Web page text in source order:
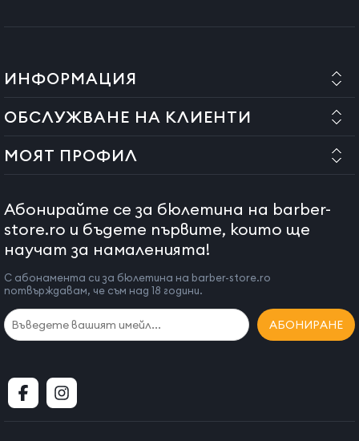
ИНФОРМАЦИЯ
ОБСЛУЖВАНЕ НА КЛИЕНТИ
МОЯТ ПРОФИЛ
Абонирайте се за бюлетина на barber-
store.ro и бъдете първите, които ще
научат за намаленията!
С абонамента си за бюлетина на barber-store.ro
потвърждавам, че съм над 18 години.
АБОНИРАНЕ